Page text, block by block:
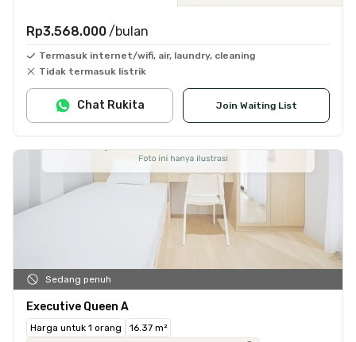
Rp3.568.000 /bulan
Termasuk internet/wifi, air, laundry, cleaning
Tidak termasuk listrik
Join Waiting List
Chat Rukita
Sedang penuh
Executive Queen A
Harga untuk 1 orang
16.37 m²